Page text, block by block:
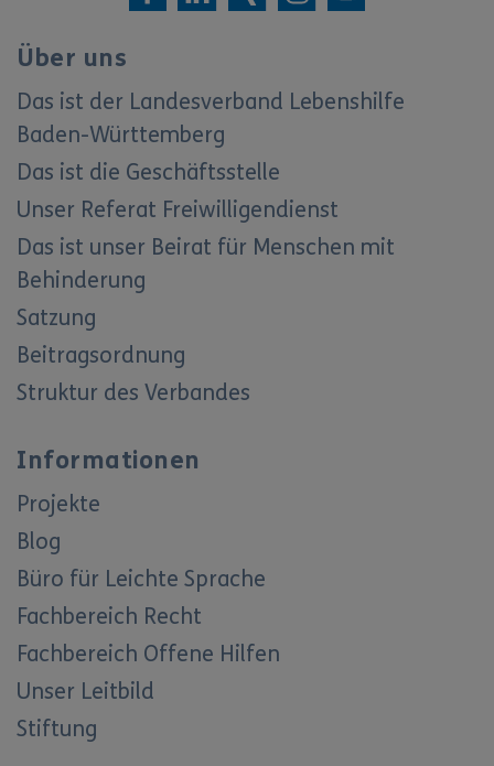
Über uns
Das ist der Landesverband Lebenshilfe
Baden-Württemberg
Das ist die Geschäftsstelle
Unser Referat Freiwilligendienst
Das ist unser Beirat für Menschen mit
Behinderung
Satzung
Beitragsordnung
Struktur des Verbandes
Informationen
Projekte
Blog
Büro für Leichte Sprache
Fachbereich Recht
Fachbereich Offene Hilfen
Unser Leitbild
Stiftung